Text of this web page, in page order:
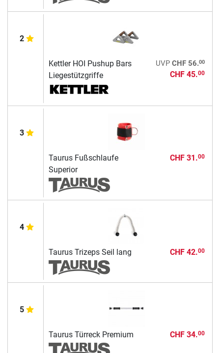
2
Kettler HOI Pushup Bars
Liegestützgriffe
UVP CHF 56.00
CHF 45.00
3
Taurus Fußschlaufe
Superior
CHF 31.00
4
Taurus Trizeps Seil lang CHF 42.00
5
Taurus Türreck Premium CHF 34.00